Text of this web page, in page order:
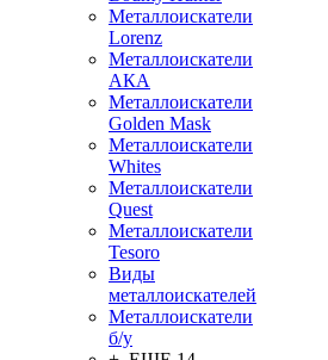
Металлоискатели
Lorenz
Металлоискатели
АКА
Металлоискатели
Golden Mask
Металлоискатели
Whites
Металлоискатели
Quest
Металлоискатели
Tesoro
Виды
металлоискателей
Металлоискатели
б/у